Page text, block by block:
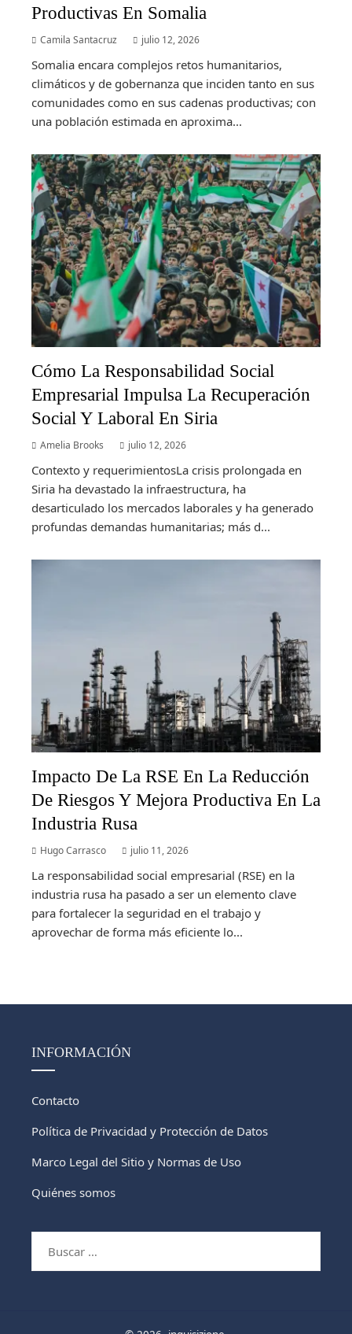
Productivas En Somalia
Camila Santacruz julio 12, 2026
Somalia encara complejos retos humanitarios,
climáticos y de gobernanza que inciden tanto en sus
comunidades como en sus cadenas productivas; con
una población estimada en aproxima...
Cómo La Responsabilidad Social
Empresarial Impulsa La Recuperación
Social Y Laboral En Siria
Amelia Brooks julio 12, 2026
Contexto y requerimientosLa crisis prolongada en
Siria ha devastado la infraestructura, ha
desarticulado los mercados laborales y ha generado
profundas demandas humanitarias; más d...
Impacto De La RSE En La Reducción
De Riesgos Y Mejora Productiva En La
Industria Rusa
Hugo Carrasco julio 11, 2026
La responsabilidad social empresarial (RSE) en la
industria rusa ha pasado a ser un elemento clave
para fortalecer la seguridad en el trabajo y
aprovechar de forma más eficiente lo...
INFORMACIÓN
Contacto
Política de Privacidad y Protección de Datos
Marco Legal del Sitio y Normas de Uso
Quiénes somos